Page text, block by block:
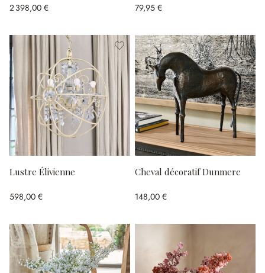
2 398,00 € 79,95 €
Lustre Élivienne
598,00 €
Cheval décoratif Dunmere
148,00 €